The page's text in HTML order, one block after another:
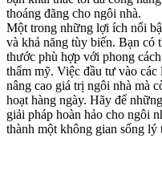
thoáng đãng cho ngôi nhà.
Một trong những lợi ích nổi
và khả năng tùy biến. Bạn có
thước phù hợp với phong
thẩm mỹ. Việc đầu tư vào
nâng cao giá trị ngôi nhà mà
hoạt hàng ngày. Hãy để
giải pháp hoàn hảo cho ngôi
thành một không gian sống lý